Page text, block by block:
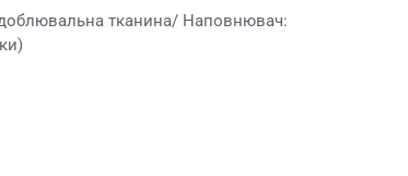
тканина/ Наповнювач: